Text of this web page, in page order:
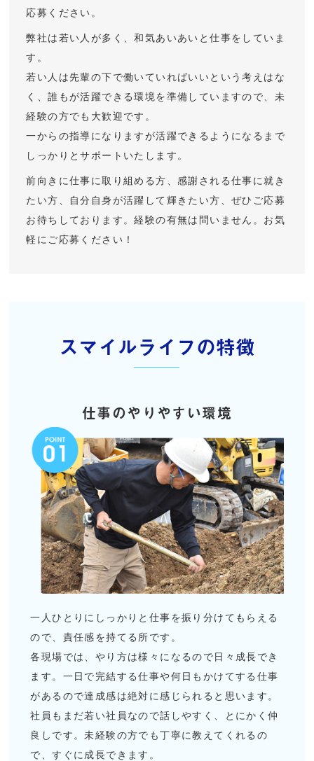
応募ください。
弊社は若い人が多く、和気あいあいと仕事をしていま
す。
若い人は先輩の下で働いていればいいという考えはな
く、誰もが活躍できる環境を準備していますので、未
経験の方でも大歓迎です。
一からの指導になりますが活躍できるようになるまで
しっかりとサポートいたします。
前向きに仕事に取り組める方、感謝される仕事に就き
たい方、自分自身が活躍して輝きたい方、ぜひご応募
お待ちしております。経験の有無は問いません。お気
軽にご応募ください！
スマイルライフの特徴
仕事のやりやすい環境
一人ひとりにしっかりと仕事を振り分けてもらえる
ので、責任感を持てる所です。
各現場では、やり方は様々になるので日々成長でき
ます。一日で完結する仕事や何日もかけてする仕事
があるので達成感は絶対に感じられると思います。
社員もまだ若い社員なので話しやすく、とにかく仲
良しです。未経験の方でも丁寧に教えてくれるの
で、すぐに成長できます。